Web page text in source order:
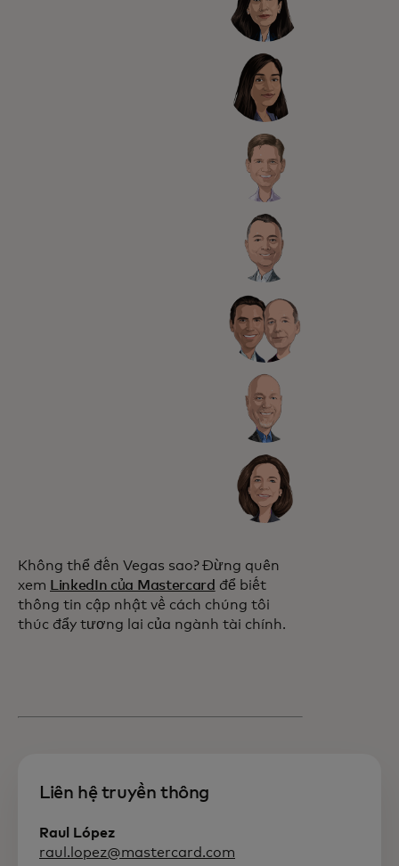
Không thể đến Vegas sao? Đừng quên
xem
LinkedIn của Mastercard để biết
thông tin cập nhật về cách chúng tôi
thúc đẩy tương lai của ngành tài chính.
Liên hệ truyền thông
Raul López
raul.lopez@mastercard.com